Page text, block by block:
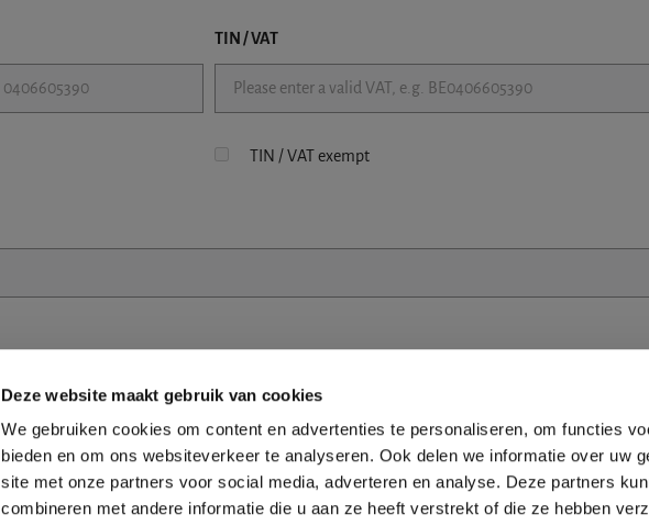
Deze website maakt gebruik van cookies
We gebruiken cookies om content en advertenties te personaliseren, om functies
bieden en om ons websiteverkeer te analyseren. Ook delen we informatie over uw
site met onze partners voor social media, adverteren en analyse. Deze partners
combineren met andere informatie die u aan ze heeft verstrekt of die ze hebben
TIN / VAT
TIN / VAT exempt